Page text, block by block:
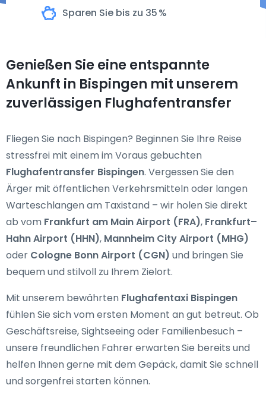
Sparen Sie bis zu 35 %
Genießen Sie eine entspannte
Ankunft in Bispingen mit unserem
zuverlässigen Flughafentransfer
Fliegen Sie nach Bispingen? Beginnen Sie Ihre Reise
stressfrei mit einem im Voraus gebuchten
Flughafentransfer Bispingen. Vergessen Sie den
Ärger mit öffentlichen Verkehrsmitteln oder langen
Warteschlangen am Taxistand – wir holen Sie direkt
ab vom Frankfurt am Main Airport (FRA), Frankfurt–
Hahn Airport (HHN), Mannheim City Airport (MHG)
oder Cologne Bonn Airport (CGN) und bringen Sie
bequem und stilvoll zu Ihrem Zielort.
Mit unserem bewährten Flughafentaxi Bispingen
fühlen Sie sich vom ersten Moment an gut betreut. Ob
Geschäftsreise, Sightseeing oder Familienbesuch –
unsere freundlichen Fahrer erwarten Sie bereits und
helfen Ihnen gerne mit dem Gepäck, damit Sie schnell
und sorgenfrei starten können.